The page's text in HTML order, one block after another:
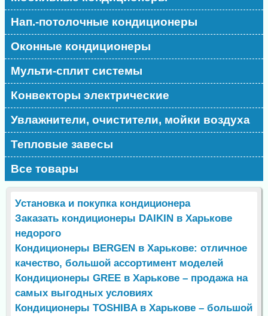
Нап.-потолочные кондиционеры
Оконные кондиционеры
Мульти-сплит системы
Конвекторы электрические
Увлажнители, очистители, мойки воздуха
Тепловые завесы
Все товары
Установка и покупка кондиционера
Заказать кондиционеры DAIKIN в Харькове
недорого
Кондиционеры BERGEN в Харькове: отличное
качество, большой ассортимент моделей
Кондиционеры GREE в Харькове – продажа на
самых выгодных условиях
Кондиционеры TOSHIBA в Харькове – большой